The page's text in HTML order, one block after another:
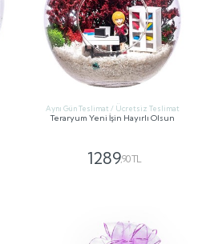
Aynı Gün Teslimat / Ücretsiz Teslimat
Teraryum Yeni İşin Hayırlı Olsun
1289,90 TL